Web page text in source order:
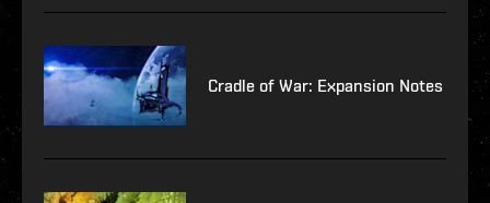
Cradle of War: Expansion Notes